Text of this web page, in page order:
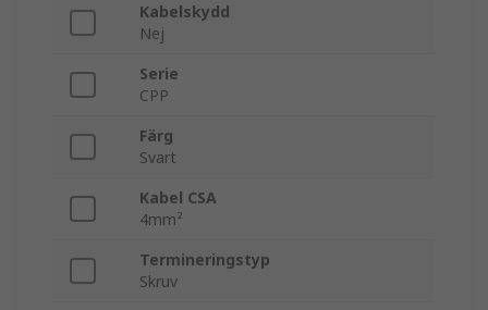
Kabelskydd
Nej
Serie
CPP
Färg
Svart
Kabel CSA
4mm²
Termineringstyp
Skruv